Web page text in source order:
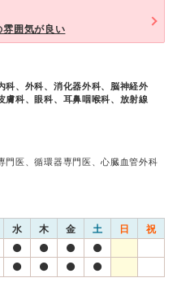
雰囲気が良い
科、外科、消化器外科、脳神経外
膚科、眼科、耳鼻咽喉科、放射線
門医、循環器専門医、心臓血管外科
水 木 金 土 日 祝